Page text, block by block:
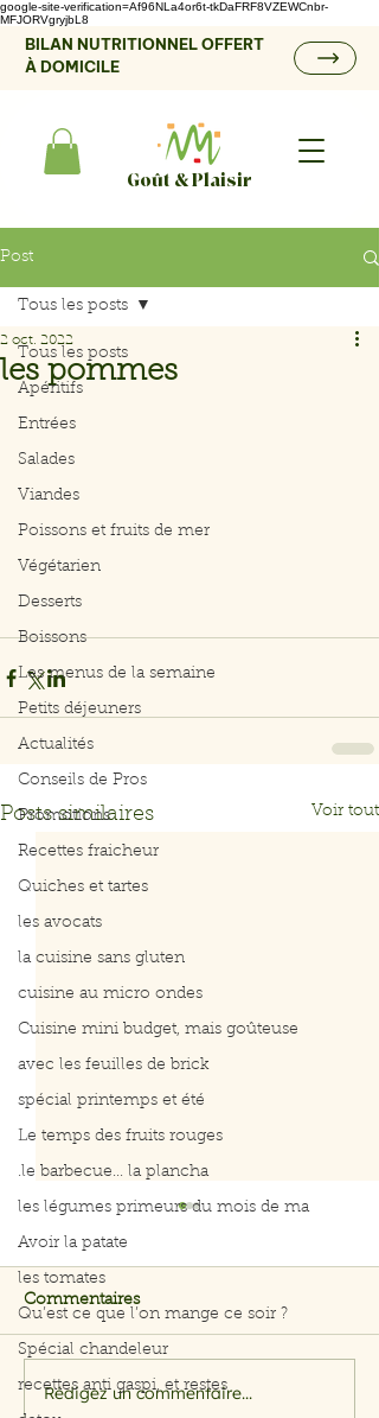
google-site-verification=Af96NLa4or6t-tkDaFRF8VZEWCnbr-
MFJORVgryjbL8
BILAN NUTRITIONNEL OFFERT
À DOMICILE
Goût & Plaisir
Post
Tous les posts
Apéritifs
Entrées
Salades
Viandes
Poissons et fruits de mer
Végétarien
Desserts
Boissons
Les menus de la semaine
Petits déjeuners
Actualités
Conseils de Pros
Promotions
Recettes fraicheur
Quiches et tartes
les avocats
la cuisine sans gluten
cuisine au micro ondes
Cuisine mini budget, mais goûteuse
avec les feuilles de brick
spécial printemps et été
Le temps des fruits rouges
.le barbecue... la plancha
les légumes primeurs du mois de ma
Avoir la patate
les tomates
Qu’est ce que l’on mange ce soir ?
Spécial chandeleur
recettes anti gaspi, et restes
Tous les posts
les pommes
2 oct. 2022
Posts similaires Voir tout
Salade rapide d’avocat,
Commentaires
Rédigez un commentaire...